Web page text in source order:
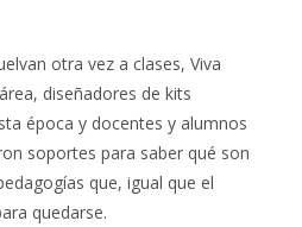
otra vez a clases, Viva
diseñadores de kits
época y docentes y alumnos
soportes para saber qué son
que, igual que el
quedarse.